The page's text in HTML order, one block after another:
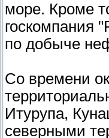
море. Кроме
госкомпания
по добыче
Со времени
Итурупа,
северными